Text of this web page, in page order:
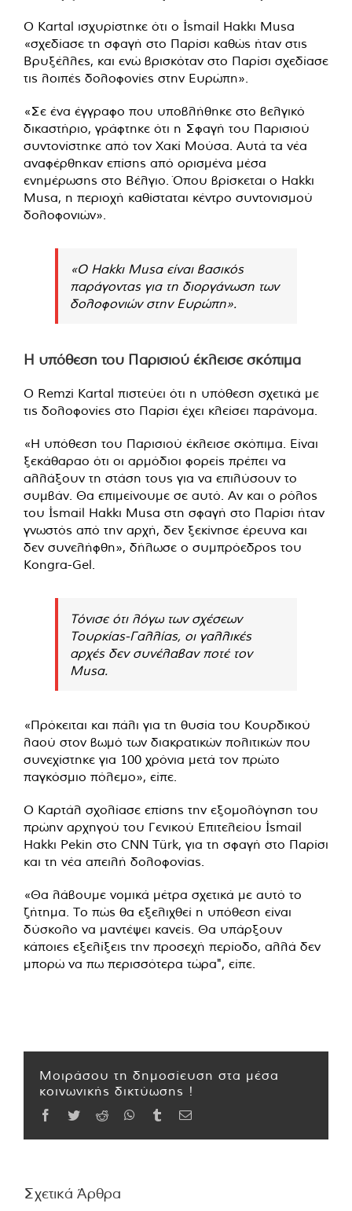
Ο Kartal ισχυρίστηκε ότι ο İsmail Hakkı Musa
«σχεδίασε τη σφαγή στο Παρίσι καθώς ήταν στις
Βρυξέλλες, και ενώ βρισκόταν στο Παρίσι σχεδίασε
τις λοιπές δολοφονίες στην Ευρώπη».
«Σε ένα έγγραφο που υποβλήθηκε στο βελγικό
δικαστήριο, γράφτηκε ότι η Σφαγή του Παρισιού
συντονίστηκε από τον Χακί Μούσα. Αυτά τα νέα
αναφέρθηκαν επίσης από ορισμένα μέσα
ενημέρωσης στο Βέλγιο. Όπου βρίσκεται ο Hakkı
Musa, η περιοχή καθίσταται κέντρο συντονισμού
δολοφονιών».
«Ο Hakkı Musa είναι βασικός
παράγοντας για τη διοργάνωση των
δολοφονιών στην Ευρώπη».
Η υπόθεση του Παρισιού έκλεισε σκόπιμα
Ο Remzi Kartal πιστεύει ότι η υπόθεση σχετικά με
τις δολοφονίες στο Παρίσι έχει κλείσει παράνομα.
«Η υπόθεση του Παρισιού έκλεισε σκόπιμα. Είναι
ξεκάθαραο ότι οι αρμόδιοι φορείς πρέπει να
αλλάξουν τη στάση τους για να επιλύσουν το
συμβάν. Θα επιμείνουμε σε αυτό. Αν και ο ρόλος
του İsmail Hakkı Musa στη σφαγή στο Παρίσι ήταν
γνωστός από την αρχή, δεν ξεκίνησε έρευνα και
δεν συνελήφθη», δήλωσε ο συμπρόεδρος του
Kongra-Gel.
Τόνισε ότι λόγω των σχέσεων
Τουρκίας-Γαλλίας, οι γαλλικές
αρχές δεν συνέλαβαν ποτέ τον
Musa.
«Πρόκειται και πάλι για τη θυσία του Κουρδικού
λαού στον βωμό των διακρατικών πολιτικών που
συνεχίστηκε για 100 χρόνια μετά τον πρώτο
παγκόσμιο πόλεμο», είπε.
Ο Καρτάλ σχολίασε επίσης την εξομολόγηση του
πρώην αρχηγού του Γενικού Επιτελείου İsmail
Hakkı Pekin στο CNN Türk, για τη σφαγή στο Παρίσι
και τη νέα απειλή δολοφονίας.
«Θα λάβουμε νομικά μέτρα σχετικά με αυτό το
ζήτημα. Το πώς θα εξελιχθεί η υπόθεση είναι
δύσκολο να μαντέψει κανείς. Θα υπάρξουν
κάποιες εξελίξεις την προσεχή περίοδο, αλλά δεν
μπορώ να πω περισσότερα τώρα", είπε.
Μοιράσου τη δημοσίευση στα μέσα
κοινωνικής δικτύωσης !
Facebook
TwitterReddit WhatsApp
TumblrEmail
Σχετικά Άρθρα